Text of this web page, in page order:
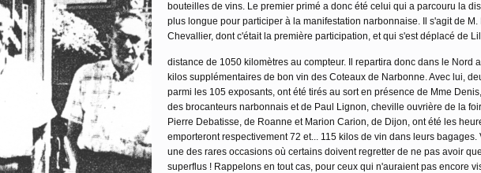
bouteilles de vins. Le premier primé a donc été celui qui a parcouru la
plus longue pour participer à la manifestation narbonnaise. Il s'agit de M.
Chevallier, dont c'était la première participation, et qui s'est déplacé de
distance de 1050 kilomètres au compteur. Il repartira donc dans le Nord
kilos supplémentaires de bon vin des Coteaux de Narbonne. Avec lui,
parmi les 105 exposants, ont été tirés au sort en présence de Mme
des brocanteurs narbonnais et de Paul Lignon, cheville ouvrière de la
Pierre Debatisse, de Roanne et Marion Carion, de Dijon, ont été les
emporteront respectivement 72 et... 115 kilos de vin dans leurs bagages.
une des rares occasions où certains doivent regretter de ne pas avoir
superflus ! Rappelons en tout cas, pour ceux qui n'auraient pas encore